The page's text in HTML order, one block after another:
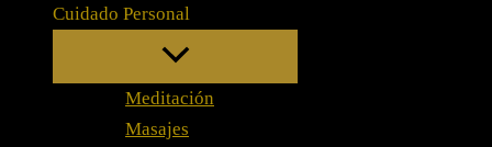
Cuidado Personal
Meditación
Masajes